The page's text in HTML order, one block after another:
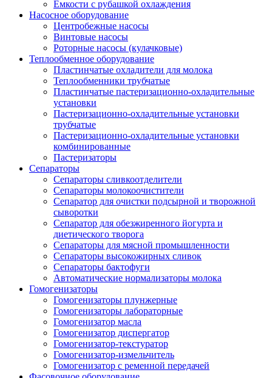
Емкости с рубашкой охлаждения
Насосное оборудование
Центробежные насосы
Винтовые насосы
Роторные насосы (кулачковые)
Теплообменное оборудование
Пластинчатые охладители для молока
Теплообменники трубчатые
Пластинчатые пастеризационно-охладительные
установки
Пастеризационно-охладительные установки
трубчатые
Пастеризационно-охладительные установки
комбинированные
Пастеризаторы
Сепараторы
Сепараторы сливкоотделители
Сепараторы молокоочистители
Сепаратор для очистки подсырной и творожной
сыворотки
Сепаратор для обезжиренного йогурта и
диетического творога
Сепараторы для мясной промышленности
Сепараторы высокожирных сливок
Сепараторы бактофуги
Автоматические нормализаторы молока
Гомогенизаторы
Гомогенизаторы плунжерные
Гомогенизаторы лабораторные
Гомогенизатор масла
Гомогенизатор диспергатор
Гомогенизатор-текстуратор
Гомогенизатор-измельчитель
Гомогенизатор с ременной передачей